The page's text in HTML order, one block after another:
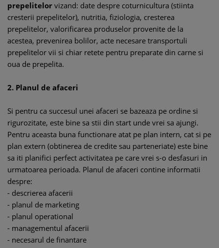
prepelitelor vizand: date despre coturnicultura (stiinta
cresterii prepelitelor), nutritia, fiziologia, cresterea
prepelitelor, valorificarea produselor provenite de la
acestea, prevenirea bolilor, acte necesare transportuli
prepelitelor vii si chiar retete pentru preparate din carne si
oua de prepelita.
2. Planul de afaceri
Si pentru ca succesul unei afaceri se bazeaza pe ordine si
rigurozitate, este bine sa stii din start unde vrei sa ajungi.
Pentru aceasta buna functionare atat pe plan intern, cat si pe
plan extern (obtinerea de credite sau parteneriate) este bine
sa iti planifici perfect activitatea pe care vrei s-o desfasuri in
urmatoarea perioada. Planul de afaceri contine informatii
despre:
- descrierea afacerii
- planul de marketing
- planul operational
- managementul afacerii
- necesarul de finantare